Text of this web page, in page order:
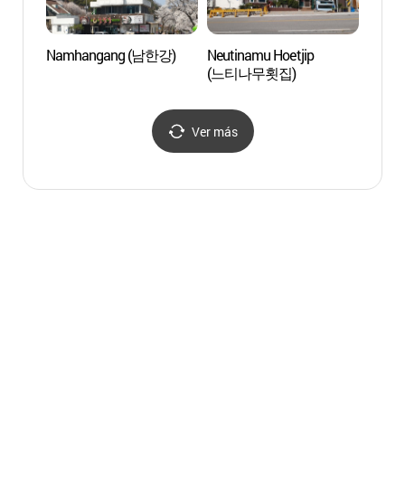
Namhangang (남한강)
Neutinamu Hoetjip
(느티나무횟집)
Ver más